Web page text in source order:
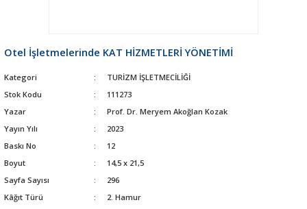
Otel İşletmelerinde KAT HİZMETLERİ YÖNETİMİ
Kategori
TURİZM İŞLETMECİLİĞİ
Stok Kodu
111273
Yazar
Prof. Dr. Meryem Akoğlan Kozak
Yayın Yılı
2023
Baskı No
12
Boyut
14,5 x 21,5
Sayfa Sayısı
296
Kâğıt Türü
2. Hamur